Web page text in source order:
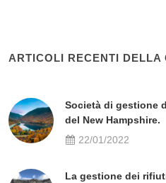
ARTICOLI RECENTI DELLA
Società di gestione
del New Hampshire.
22/01/2022
La gestione dei